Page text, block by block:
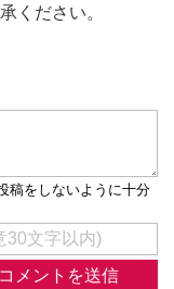
ください。